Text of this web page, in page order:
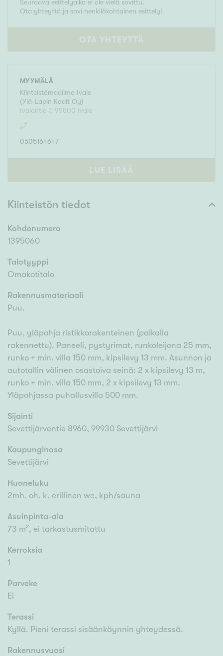
Seuraava esittelyaika ei ole vielä sovittu.
Ota yhteyttä ja sovi henkilökohtainen esittely!
OTA YHTEYTTÄ
MYYMÄLÄ
Kiinteistömaailma Ivalo
(Ylä-Lapin Kodit Oy)
Ivalontie 7, 99800 Ivalo
0505164647
LUE LISÄÄ
Kiinteistön tiedot
Kohdenumero
1395060
Talotyyppi
Omakotitalo
Rakennusmateriaali
Puu.
Puu, yläpohja ristikkorakenteinen (paikalla
rakennettu). Paneeli, pystyrimat, runkoleijona 25 mm,
runko + min. villa 150 mm, kipsilevy 13 mm. Asunnon ja
autotallin välinen osastoiva seinä: 2 x kipsilevy 13 m,
runko + min. villa 150 mm, 2 x kipsilevy 13 mm.
Yläpohjassa puhallusvilla 500 mm.
Sijainti
Sevettijärventie 8960, 99930 Sevettijärvi
Kaupunginosa
Sevettijärvi
Huoneluku
2mh, oh, k, erillinen wc, kph/sauna
Asuinpinta-ala
73 m², ei tarkastusmitattu
Kerroksia
1
Parveke
Ei
Terassi
Kyllä. Pieni terassi sisäänkäynnin yhteydessä.
Rakennusvuosi